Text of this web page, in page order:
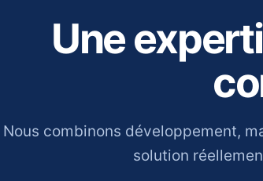
Une
Nous combinons développement,
solution